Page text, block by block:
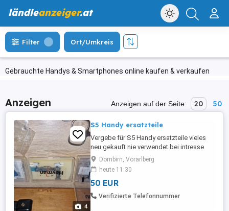
ländleanzeiger.at
Gebrauchte Handys & Smartphones online kaufen & verkaufen
Filter Ort/Umkreis
Anzeigen Anzeigen auf der Seite: 20 50
4
S5 Handy ersatzteile
Vergebe für S5 Handy ersatzteile vieles
neu gekauft nie verwendet bei intresse
schreibt mir danke !
Dornbirn, Vorarlberg
heute 11:30
50 EUR
Verifizierte Telefonnummer